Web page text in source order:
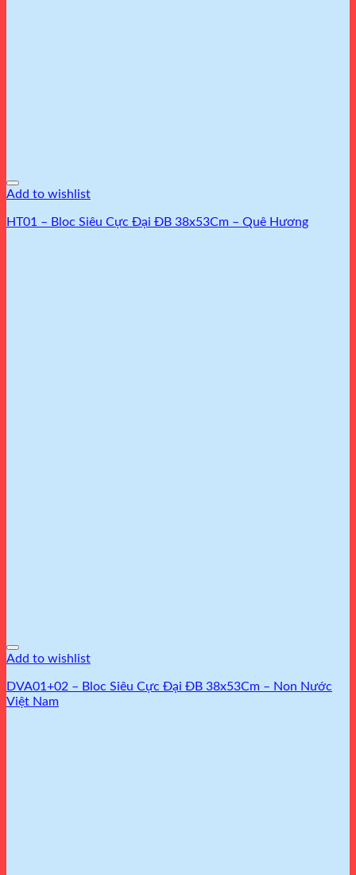
Add to wishlist
HT01 – Bloc Siêu Cực Đại ĐB 38x53Cm – Quê Hương
Add to wishlist
DVA01+02 – Bloc Siêu Cực Đại ĐB 38x53Cm – Non Nước
Việt Nam